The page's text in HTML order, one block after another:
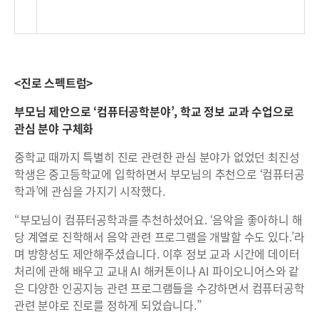
<진로 스펙트럼>
부모님 제안으로 ‘컴퓨터공학분야’, 학교 정보 교과 수업으로
관심 분야 구체화
중학교 때까지 특별히 진로 관련한 관심 분야가 없었던 최진성
학생은 중고등학교에 입학하면서 부모님의 추천으로 ‘컴퓨터공
학과’에 관심을 가지기 시작했다.
“부모님이 컴퓨터공학과를 추천하셨어요. ‘음악을 좋아하니 해
당 계열로 진학해서 음악 관련 프로그램을 개발할 수도 있다.’라
며 방향성도 제안해주셨습니다. 이후 정보 교과 시간에 데이터
처리에 관해 배우고 교내 AI 해커톤이나 AI 파이오니어스와 같
은 다양한 인공지능 관련 프로그램들을 수강하면서 컴퓨터공학
관련 분야로 진로를 정하게 되었습니다.”